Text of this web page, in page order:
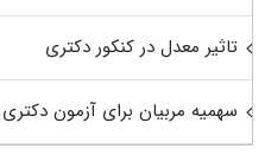
تاثیر معدل در کنکور دکتری
سهمیه مربیان برای آزمون دکتری